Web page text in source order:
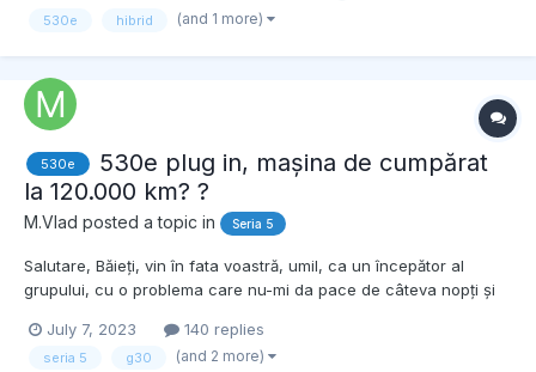
530e hibrid (and 1 more)
530e
530e plug in, mașina de cumpărat
la 120.000 km? ?
M.Vlad posted a topic in Seria 5
Salutare, Băieți, vin în fata voastră, umil, ca un începător al
grupului, cu o problema care nu-mi da pace de câteva nopți și
care au mașina, îmi pot da ceva date referitoare la fiabilitate,
mentenanță, baterii?...
July 7, 2023 140 replies
seria 5 g30 (and 2 more)